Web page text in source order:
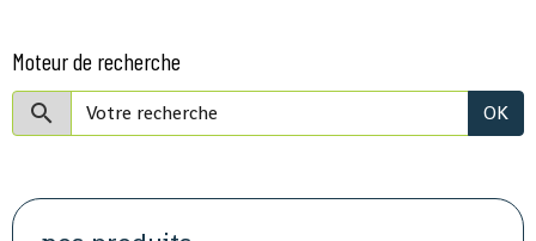
Moteur de recherche
OK